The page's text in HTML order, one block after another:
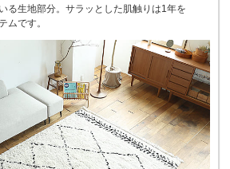
る生地部分。サラッとした肌触りは1年を
ムです。